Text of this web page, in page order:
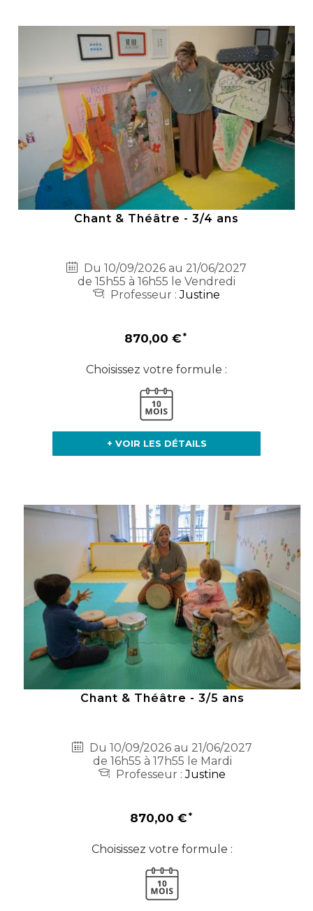
Chant & Théâtre - 3/4 ans
Du 10/09/2026 au 21/06/2027
de 15h55 à 16h55 le Vendredi
Professeur :Justine
870,00 €
Choisissez votre formule :
+ VOIR LES DÉTAILS
Chant & Théâtre - 3/5 ans
Du 10/09/2026 au 21/06/2027
de 16h55 à 17h55 le Mardi
Professeur :Justine
870,00 €
Choisissez votre formule :